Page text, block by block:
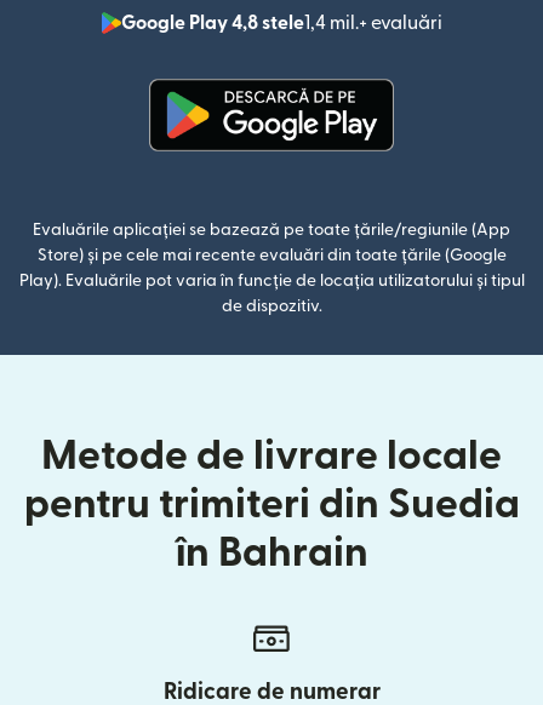
Google Play 4,8 stele1,4 mil.+ evaluări
(se
Evaluările aplicației se bazează pe toate țările/regiunile (App
Store) și pe cele mai recente evaluări din toate țările (Google
Play). Evaluările pot varia în funcție de locația utilizatorului și tipul
de dispozitiv.
Metode de livrare locale
pentru trimiteri din Suedia
în Bahrain
Ridicare de numerar